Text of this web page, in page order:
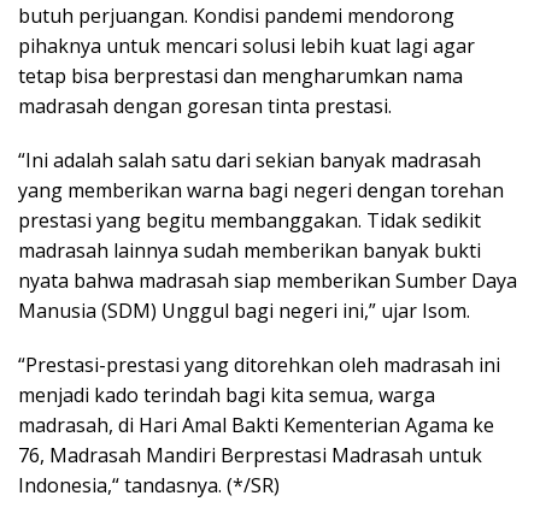
butuh perjuangan. Kondisi pandemi mendorong
pihaknya untuk mencari solusi lebih kuat lagi agar
tetap bisa berprestasi dan mengharumkan nama
madrasah dengan goresan tinta prestasi.
“Ini adalah salah satu dari sekian banyak madrasah
yang memberikan warna bagi negeri dengan torehan
prestasi yang begitu membanggakan. Tidak sedikit
madrasah lainnya sudah memberikan banyak bukti
nyata bahwa madrasah siap memberikan Sumber Daya
Manusia (SDM) Unggul bagi negeri ini,” ujar Isom.
“Prestasi-prestasi yang ditorehkan oleh madrasah ini
menjadi kado terindah bagi kita semua, warga
madrasah, di Hari Amal Bakti Kementerian Agama ke
76, Madrasah Mandiri Berprestasi Madrasah untuk
Indonesia,“ tandasnya. (*/SR)